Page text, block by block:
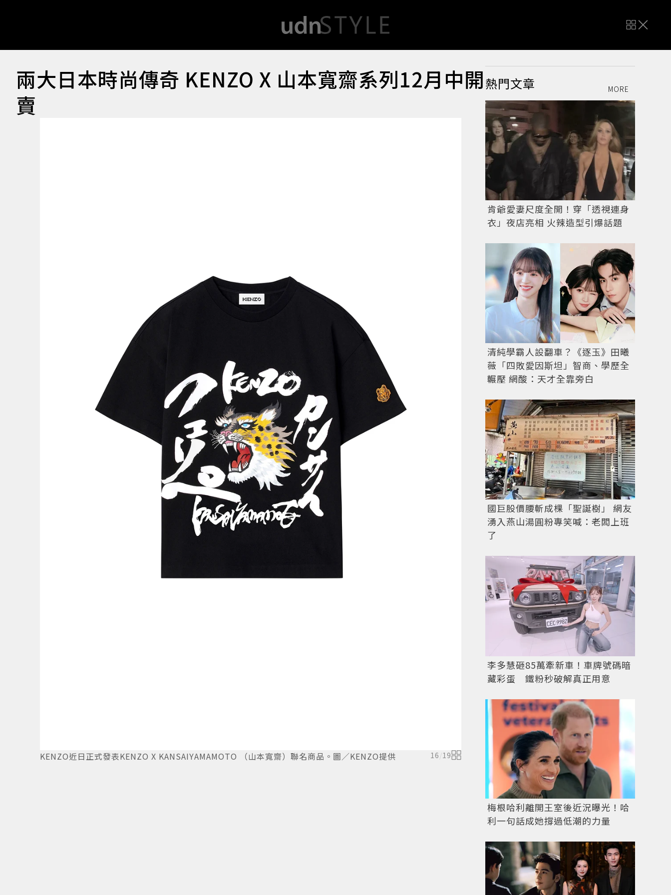
兩大日本時尚傳奇 KENZO X 山本寬齋系列12月中開
賣
KENZO近日正式發表KENZO X KANSAIYAMAMOTO （山本寬齋）聯名商品。圖／KENZO提供 16/19 KENZO近日正式發表KENZO X KANSAIYAMAMOTO
熱門文章 MORE
肯爺愛妻尺度全開！穿「透視連身
衣」夜店亮相 火辣造型引爆話題
清純學霸人設翻車？《逐玉》田曦
薇「四敗愛因斯坦」智商、學歷全
輾壓 網酸：天才全靠旁白
國巨股價腰斬成棵「聖誕樹」 網友
湧入燕山湯圓粉專笑喊：老闆上班
了
李多慧砸85萬牽新車！車牌號碼暗
藏彩蛋 鐵粉秒破解真正用意
梅根哈利離開王室後近況曝光！哈
利一句話成她撐過低潮的力量